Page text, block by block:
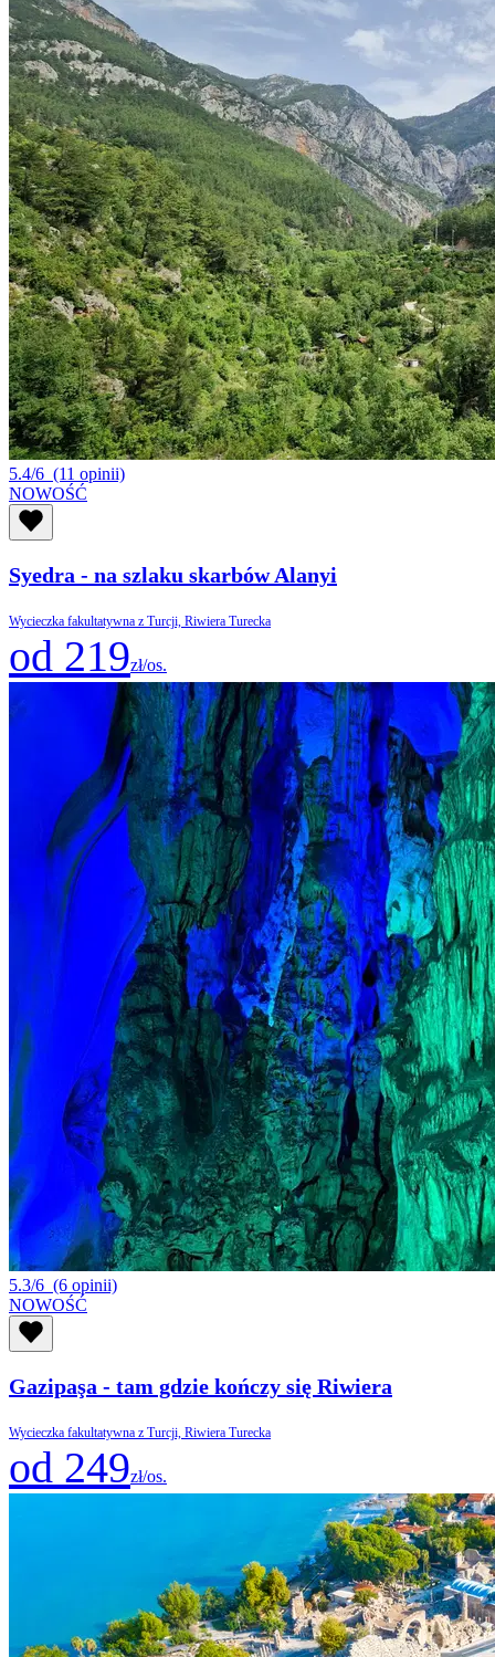
5.4/6 (11 opinii)
NOWOŚĆ
Syedra - na szlaku skarbów Alanyi
Wycieczka fakultatywna z Turcji, Riwiera Turecka
od 219zł/os.
5.3/6 (6 opinii)
NOWOŚĆ
Gazipaşa - tam gdzie kończy się Riwiera
Wycieczka fakultatywna z Turcji, Riwiera Turecka
od 249zł/os.